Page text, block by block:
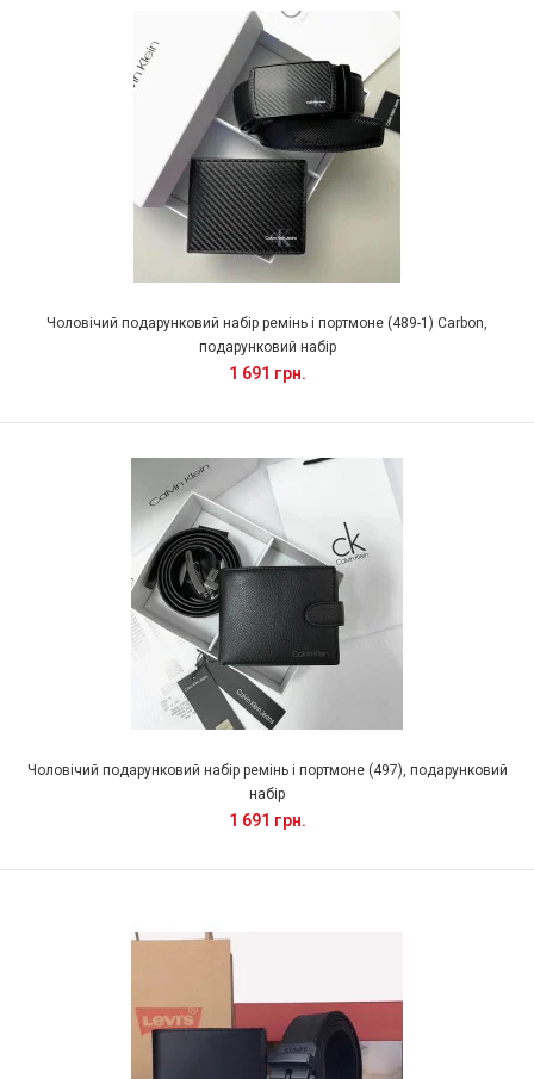
Чоловічий подарунковий набір ремінь і портмоне (489-1) Carbon,
подарунковий набір
1 691 грн.
Чоловічий подарунковий набір ремінь і портмоне (497), подарунковий
набір
1 691 грн.